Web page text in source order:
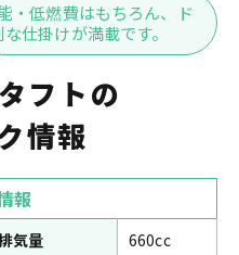
・低燃費はもちろん、ド
仕掛けが満載です。
フトの
情報
報
気量
660cc